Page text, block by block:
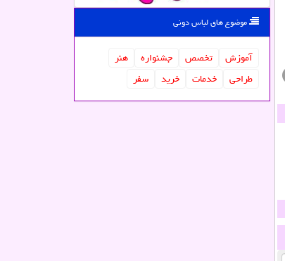
موضوع های لباس دونی
آموزش تخصص جشنواره
هنر
طراحی
خدمات خرید سفر